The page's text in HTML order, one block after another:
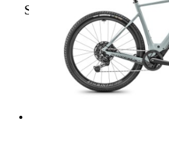
Sonderaktion |
aktuell